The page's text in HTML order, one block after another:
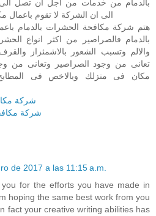
بالدمام من خدمات من اجل ان تصل الى
الى ان الشركة لا تقوم
هتم شركة مكافحة الحشرات بالدمام
بالدمام فالصراصير من اكثر انواع
والالم وتسبب الشعور بالاشمئزاز
تعانى من وجود الصراصير وتعانى من
مكان فى منزلك وبالاخص فى
شركة
شركة
de 2017 a las 11:15 a.m.
for the efforts you have made in
hoping the same best work from you
fact your creative writing abilities has